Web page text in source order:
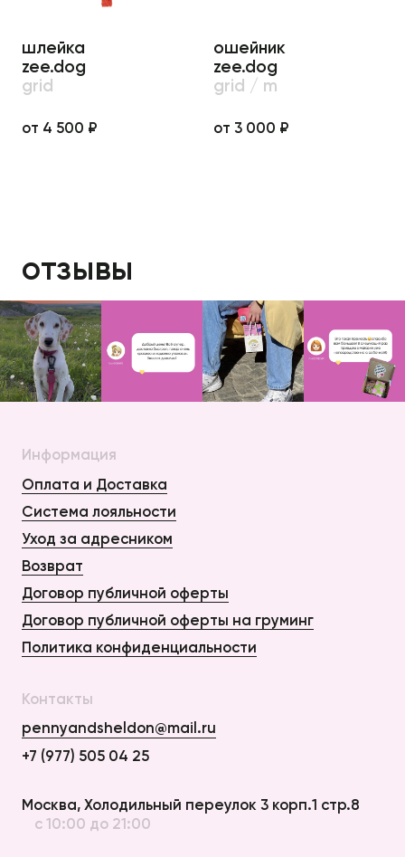
шлейка
zee.dog
grid
от 4 500 ₽
ошейник
zee.dog
grid / m
от 3 000 ₽
отзывы
Информация
Оплата и Доставка
Система лояльности
Уход за адресником
Возврат
Договор публичной оферты
Договор публичной оферты на груминг
Политика конфиденциальности
Контакты
pennyandsheldon@mail.ru
+7 (977) 505 04 25
Москва, Холодильный переулок 3 корп.1 стр.8
с 10:00 до 21:00
Оплата и Доставка
Возврат